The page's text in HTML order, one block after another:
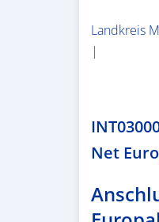
Landkreis
|
Net